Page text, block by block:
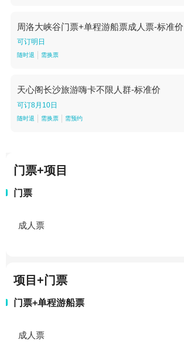
周洛大峡谷门票+单程游船票成人票-标准价
可订明日
随时退 需换票
天心阁长沙旅游嗨卡不限人群-标准价
可订8月10日
随时退 需换票 需预约
门票+项目
门票
成人票
项目+门票
门票+单程游船票
成人票